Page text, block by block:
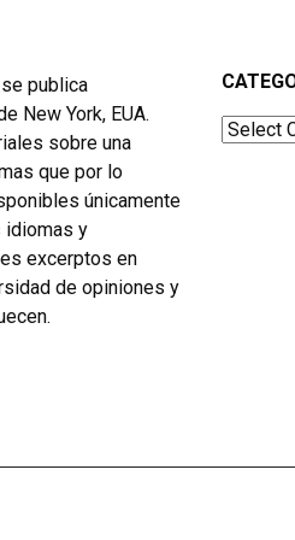
publica
New York, EUA.
sobre una
que por lo
únicamente
idiomas y
excerptos en
de opiniones y